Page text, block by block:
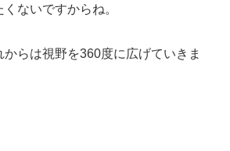
ないですからね。
らは視野を360度に広げていきま